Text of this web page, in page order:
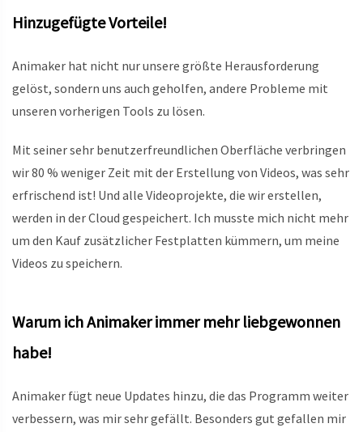
Hinzugefügte Vorteile!
Animaker hat nicht nur unsere größte Herausforderung
gelöst, sondern uns auch geholfen, andere Probleme mit
unseren vorherigen Tools zu lösen.
Mit seiner sehr benutzerfreundlichen Oberfläche verbringen
wir 80 % weniger Zeit mit der Erstellung von Videos, was sehr
erfrischend ist! Und alle Videoprojekte, die wir erstellen,
werden in der Cloud gespeichert. Ich musste mich nicht mehr
um den Kauf zusätzlicher Festplatten kümmern, um meine
Videos zu speichern.
Warum ich Animaker immer mehr liebgewonnen
habe!
Animaker fügt neue Updates hinzu, die das Programm weiter
verbessern, was mir sehr gefällt. Besonders gut gefallen mir